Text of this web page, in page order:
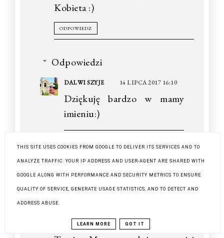
Kobieta :)
ODPOWIEDZ
Odpowiedzi
DALWI SZYJE 14 LIPCA 2017 16:10
Dziękuję bardzo w mamy
imieniu:)
ODPOWIEDZ
BARBAROSSA 15 LIPCA 2017 13:53
taką! :)
THIS SITE USES COOKIES FROM GOOGLE TO DELIVER ITS SERVICES AND TO
ANALYZE TRAFFIC. YOUR IP ADDRESS AND USER-AGENT ARE SHARED WITH
GOOGLE ALONG WITH PERFORMANCE AND SECURITY METRICS TO ENSURE
QUALITY OF SERVICE, GENERATE USAGE STATISTICS, AND TO DETECT AND
ADDRESS ABUSE.
LEARN MORE GOT IT